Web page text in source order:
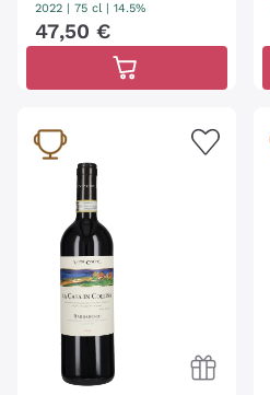
2022 75 cl | 14.5%
47,50 €